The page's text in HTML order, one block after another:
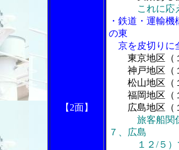
【2面】
これに応
・鉄道・運輸
の東
京を皮切りに
東京地区（
神戸地区（１
松山地区（１
福岡地区（１
広島地区（１
旅客船関
７、広島
１２/５）